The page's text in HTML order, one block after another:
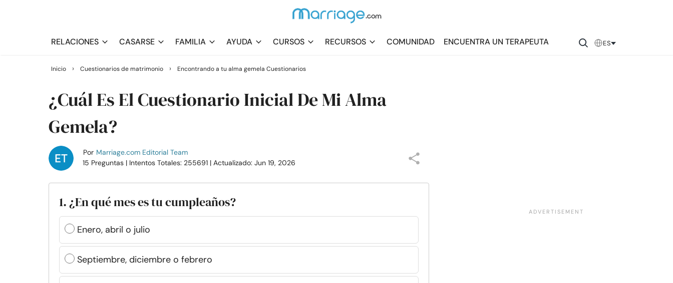
RELACIONES CASARSE FAMILIA AYUDA CURSOS RECURSOS COMUNIDAD ENCUENTRA UN TERAPEUTA ES
Inicio › Cuestionarios de matrimonio › Encontrando a tu alma gemela Cuestionarios
¿Cuál Es El Cuestionario Inicial De Mi Alma
Gemela?
Por Marriage.com Editorial Team
15 Preguntas | Intentos Totales: 255691 | Actualizado: Jun 19, 2026
1. ¿En qué mes es tu cumpleaños?
Enero, abril o julio
Septiembre, diciembre o febrero